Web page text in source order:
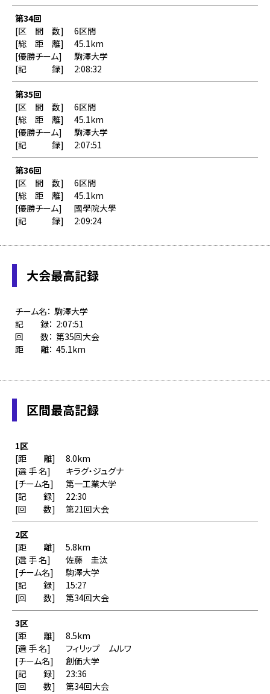
第34回
6区間
45.1km
駒澤大学
2:08:32
第35回
6区間
45.1km
駒澤大学
2:07:51
第36回
6区間
45.1km
國學院大學
2:09:24
大会最高記録
駒澤大学
2:07:51
第35回大会
45.1km
区間最高記録
1区
8.0km
キラグ・ジュグナ
第一工業大学
22:30
第21回大会
2区
5.8km
佐藤 圭汰
駒澤大学
15:27
第34回大会
3区
8.5km
フィリップ ムルワ
創価大学
23:36
第34回大会